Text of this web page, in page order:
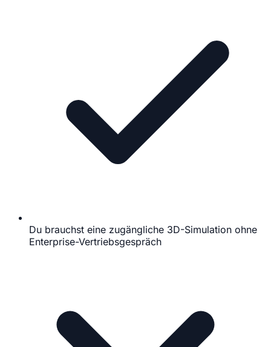
Du brauchst eine zugängliche 3D-Simulation ohne
Enterprise-Vertriebsgespräch